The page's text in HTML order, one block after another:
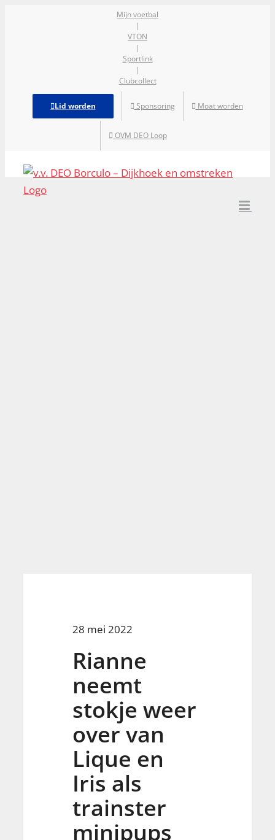
Mijn voetbal
|
VTON
|
Sportlink
|
Clubcollect
Lid worden Sponsoring Moat worden
OVM DEO Loop
28 mei 2022
Rianne
neemt
stokje weer
over van
Lique en
Iris als
trainster
minipups